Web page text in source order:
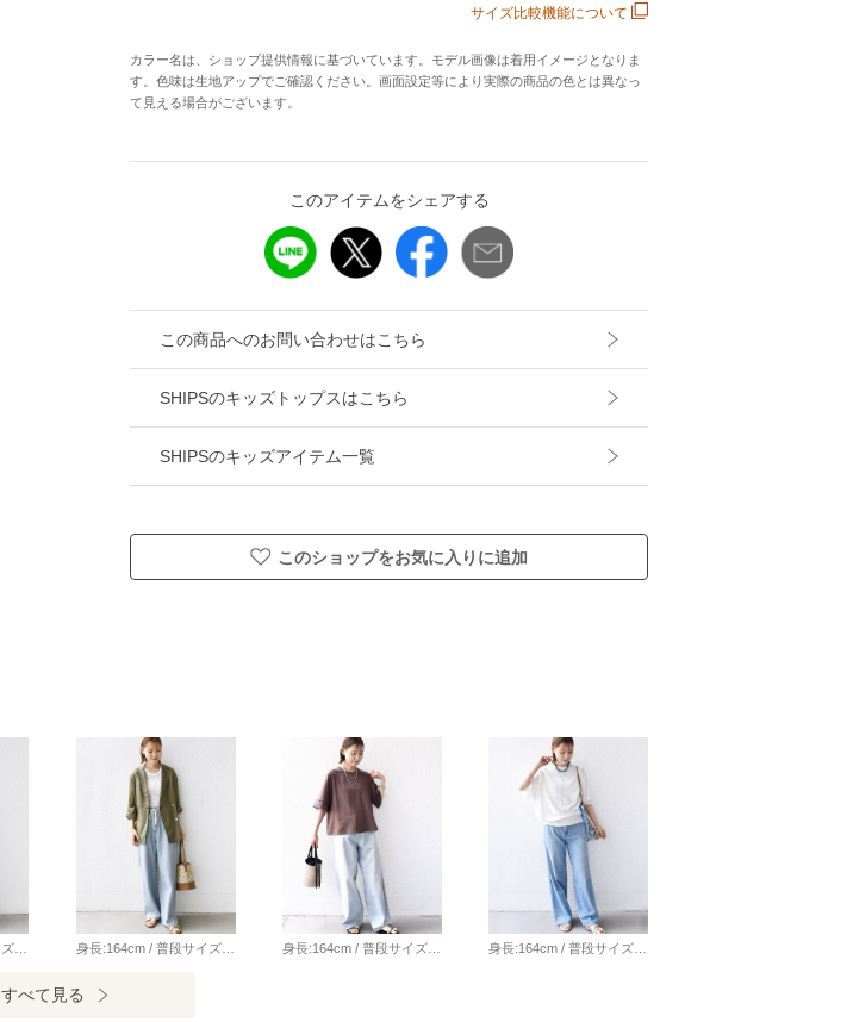
サイズ比較機能について
カラー名は、ショップ提供情報に基づいています。モデル画像は着用イメージとなりま
す。色味は生地アップでご確認ください。画面設定等により実際の商品の色とは異なっ
て見える場合がございます。
このアイテムをシェアする
この商品へのお問い合わせはこちら
SHIPSのキッズトップスはこちら
SHIPSのキッズアイテム一覧
このショップをお気に入りに追加
身長:164cm / 普段サイズ：38・MEDIUM / 体型：細身（骨格ウェーブ） 肩幅:なで肩・狭め / パーソナルカラー：イエベ春 【着用レビュー 】 着用アイテム：ジャケット / 着用サイズ：38 ■着丈：ヒップが隠れる丈です。 ■サイズ感：程良くゆったりとしています。 ■素材感：薄手の素材でシャツのような軽さです。シアー感が涼しげで夏でもサラッと着用できます◎ ■着心地：麻のチクチク感や固さはなく、とても着心地が良いです。 着用アイテム：デニム / 着用サイズ：38 ■ウエスト：ウエストに紐がついているので、ぎゅっと絞ることができ調節が可能です。 ■ヒップ：ヒップラインは気になりませんでした。 ■レングス：かかと下くらいまでの丈です。 ■素材感：落ち感のある、やわらかいデニムです。 ■着心地：ルーズなサイズ感が可愛く、ゆったりとしているので穿きやすいです。 私の体型だとワンサイズ下でもよさそうでした。 身長:164cm / 普段サイズ：38・MEDIUM / 体型：細身（骨格ウェーブ） 肩幅:なで肩・狭め / パーソナルカラー：イエベ春 【着用レビュー 】 着用アイテム：Tシャツ / 着用サイズ：ONESIZE ■着丈：ヒップに少しかかるくらいの丈です。 ■サイズ感：全体的にゆったりとしています。 ■素材感：薄手でやわらかいコットン素材です。夏にうれしい接触冷感・UVカットの機能性付きです。 ■着心地：やわらかい生地感とゆとりのあるサイズ感で着心地が良いです。シンプルながらサラッと着るだけで様になる1枚◎ 着用アイテム：デニム / 着用サイズ：S ■ウエスト：ほぼジャストサイズでした。 ■ヒップ：ヒップラインは気になりませんでした。 ■レングス：かかとくらいまでの丈です。 ■着心地：生地感がやわらかいので穿きやすいです。シルエットがとても綺麗なデニムです◎ 身長:164cm / 普段サイズ：38・MEDIUM / 体型：細身（骨格ウェーブ） 肩幅:なで肩・狭め / パーソナルカラー：イエベ春 【着用レビュー 】 着用アイテム：トップス / 着用サイズ：ONE SIZE ■着丈：ヒップに少しかかるくらいの丈です。 ■サイズ感：全体的にゆったりとしています。 ■袖丈：肘下までの5分袖です。袖はお好みの位置でとまるので、たくし上げて着るのもおすすめです◎ ■素材感：ドライタッチなサラッとした素材感です。 ■着心地：ゆとりがありリラックス感のある着心地です。サラッとしていて肌離れが良く、ロングシーズン着やすい1枚です。 着用アイテム：デニム / 着用サイズ：M ■ウエスト：ゆとりがありました。（ベルトが必要なサイズ感） ■ヒップ：ヒップラインは気になりませんでした。 ■レングス：かかとくらいまでの丈です。 ■素材感：やわらかいデニム素材です。 ■着心地：生地感がとてもやわらかく、穿き心地がとても良いです。春夏でもストレスなく穿ける薄手の素材感です◎
すべて見る